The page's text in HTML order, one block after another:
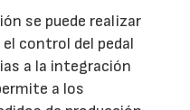
se puede realizar
control del pedal
a la integración
a los